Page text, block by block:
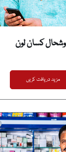
کسان لون
مزید دریافت کریں